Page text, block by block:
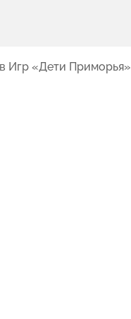
Игр «Дети Приморья»